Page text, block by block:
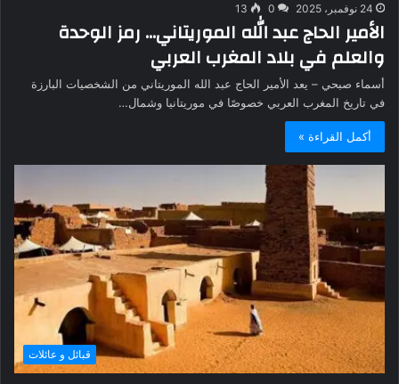
24 نوفمبر، 2025 0
13
الأمير الحاج عبد الله الموريتاني… رمز الوحدة
والعلم في بلاد المغرب العربي
أسماء صبحي – يعد الأمير الحاج عبد الله الموريتاني من الشخصيات البارزة
في تاريخ المغرب العربي خصوصًا في موريتانيا وشمال…
أكمل القراءة »
قبائل و عائلات